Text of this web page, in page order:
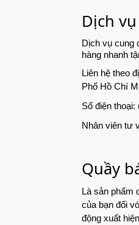
Dịch
Dịch vụ cung
hàng nhanh
Liên hệ theo
Phố Hồ Chí
Số điện thoại:
Nhân viên tư
Quầy
Là sản phẩm
của bạn đối
động xuất